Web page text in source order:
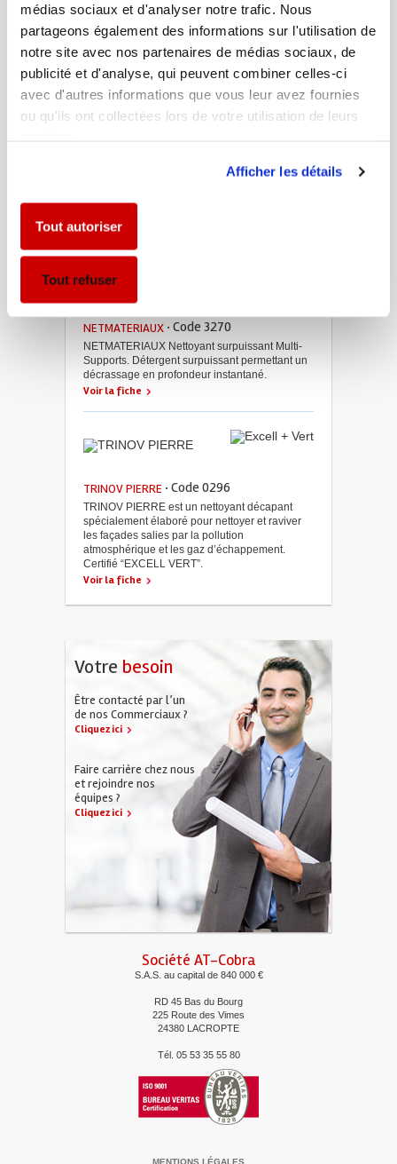
médias sociaux et d'analyser notre trafic. Nous
partageons également des informations sur l'utilisation de
notre site avec nos partenaires de médias sociaux, de
publicité et d'analyse, qui peuvent combiner celles-ci
avec d'autres informations que vous leur avez fournies
ou qu'ils ont collectées lors de votre utilisation de leurs
Afficher les détails
Tout autoriser
Tout refuser
Votre besoin
Être contacté par l’un
de nos Commerciaux ?
Cliquez ici
Faire carrière chez nous
et rejoindre nos
équipes ?
Cliquez ici
COBRALG· Code 3056
contient pas de matières biocides (non soumis
à la directive biocide). Nettoie tous supports tels
chaumes, pierres tombales, etc. Liquide
pollution et décrocher algues, lichens et
Voir la fiche
NETMATERIAUX · Code 3270
NETMATERIAUX Nettoyant surpuissant Multi-
Supports. Détergent surpuissant permettant un
décrassage en profondeur instantané.
Voir la fiche
TRINOV PIERRE · Code 0296
TRINOV PIERRE est un nettoyant décapant
spécialement élaboré pour nettoyer et raviver
les façades salies par la pollution
atmosphérique et les gaz d’échappement.
Certifié “EXCELL VERT”.
Voir la fiche
Société AT-Cobra
S.A.S. au capital de 840 000 €
RD 45 Bas du Bourg
225 Route des Vimes
24380 LACROPTE
Tél. 05 53 35 55 80
MENTIONS LÉGALES